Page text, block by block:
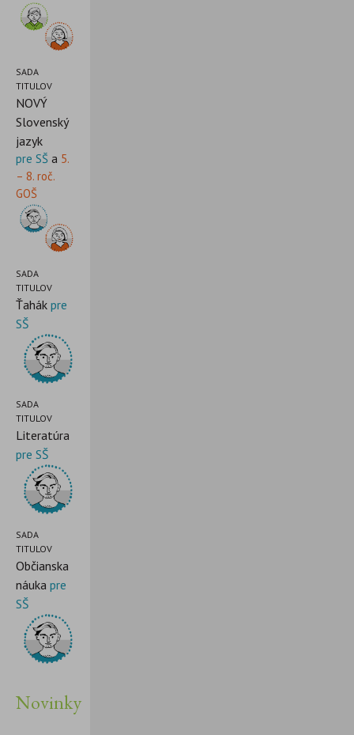
SADA
TITULOV
NOVÝ
Slovenský
jazyk
pre SŠ a 5.
– 8. roč.
GOŠ
SADA
TITULOV
Ťahák pre
SŠ
SADA
TITULOV
Literatúra
pre SŠ
SADA
TITULOV
Občianska
náuka pre
SŠ
Novinky